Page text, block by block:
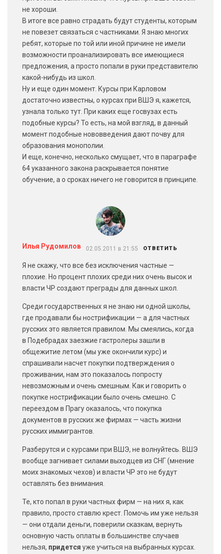
не хороши.
В итоге все равно страдать будут студенты, которым
не повезет связаться с частниками. Я знаю многих
ребят, которые по той или иной причине не имели
возможности проанализировать все имеющиеся
предложения, а просто попали в руки представителю
какой-нибудь из школ.
Ну и еще один момент. Курсы при Карловом
достаточно известны, о курсах при ВШЭ я, кажется,
узнала только тут. При каких еще госвузах есть
подобные курсы? То есть, на мой взгляд, в данный
момент подобные нововведения дают почву для
образования монополии.
И еще, конечно, несколько смущает, что в параграфе
64 указанного закона раскрывается понятие
обучение, а о сроках ничего не говорится в принципе.
Илья Рудомилов 02.05.2011 в 21:55 ОТВЕТИТЬ
Я не скажу, что все без исключения частные —
плохие. Но процент плохих среди них очень высок и
власти ЧР создают преграды для данных школ.
Среди государственных я не знаю ни одной школы,
где продавали бы нострификации — а для частных
русских это является правилом. Мы смеялись, когда
в Подебрадах заезжие гастролеры зашли в
общежитие летом (мы уже окончили курс) и
спрашивали насчет покупки подтверждения о
проживании, нам это показалось попросту
невозможным и очень смешным. Как и говорить о
покупке нострификации было очень смешно. С
переездом в Прагу оказалось, что покупка
документов в русских же фирмах — часть жизни
русских иммигрантов.
Разберутся и с курсами при ВШЭ, не волнуйтесь. ВШЭ
вообще загнивает силами выходцев из СНГ (мнение
моих знакомых чехов) и власти ЧР это не будут
оставлять без внимания.
Те, кто попал в руки частных фирм — на них я, как
правило, просто ставлю крест. Помочь им уже нельзя
— они отдали деньги, поверили сказкам, вернуть
основную часть оплаты в большинстве случаев
нельзя, придется уже учиться на выбранных курсах.